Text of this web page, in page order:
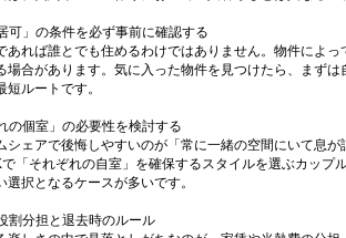
可」の条件を必ず事前に確認する
あれば誰とでも住めるわけではありません。物件によ
場合があります。気に入った物件を見つけたら、まず
短ルートです。
の個室」の必要性を検討する
シェアで後悔しやすいのが「常に一緒の空間にいて息
「それぞれの自室」を確保するスタイルを選ぶカップ
選択となるケースが多いです。
割分担と退去時のルール